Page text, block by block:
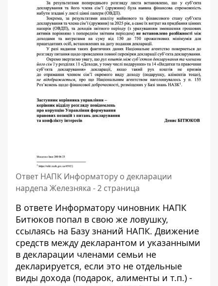
Ответ НАПК Информатору о декларации
нардепа Железняка - 2 страница
В ответе Информатору чиновник НАПК
Битюков попал в свою же ловушку,
ссылаясь на Базу знаний НАПК. Движение
средств между декларантом и указанными
в декларации членами семьи не
декларируется, если это не отдельные
виды дохода (подарок, алименты и т.п.) -